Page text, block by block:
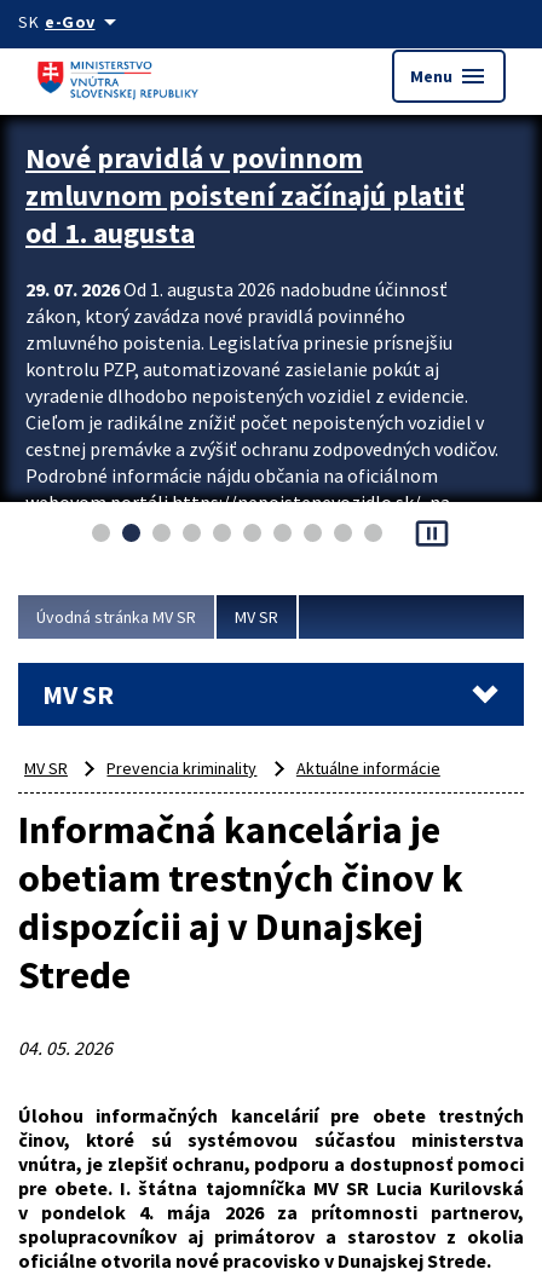
Preskocit na hlavný obsah
SK e-Govarrow_drop_down
Menu menu
Zastavit automatický posun upútavok
Nové pravidlá v povinnom
zmluvnom poistení začínajú platiť
od 1. augusta
29. 07. 2026Od 1. augusta 2026 nadobudne účinnosť
zákon, ktorý zavádza nové pravidlá povinného
zmluvného poistenia. Legislatíva prinesie prísnejšiu
kontrolu PZP, automatizované zasielanie pokút aj
vyradenie dlhodobo nepoistených vozidiel z evidencie.
Cieľom je radikálne znížiť počet nepoistených vozidiel v
cestnej premávke a zvýšiť ochranu zodpovedných vodičov.
Podrobné informácie nájdu občania na oficiálnom
webovom portáli https://nepoistenevozidlo.sk/, na
ktorom od augusta pribudne aj možnosť overiť si...
pause_presentation
Úvodná stránka MV SR MV SR
MV SR
MV SR Prevencia kriminality Aktuálne informácie
Informačná kancelária je
obetiam trestných činov k
dispozícii aj v Dunajskej
Strede
04. 05. 2026
Úlohou informačných kancelárií pre obete trestných
činov, ktoré sú systémovou súčasťou ministerstva
vnútra, je zlepšiť ochranu, podporu a dostupnosť pomoci
pre obete. I. štátna tajomníčka MV SR Lucia Kurilovská
v pondelok 4. mája 2026 za prítomnosti partnerov,
spolupracovníkov aj primátorov a starostov z okolia
oficiálne otvorila nové pracovisko v Dunajskej Strede.